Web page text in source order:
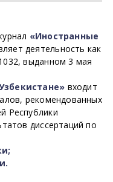
«Иностранные
деятельность как
выданном 3 мая
входит
рекомендованных
Республики
диссертаций по